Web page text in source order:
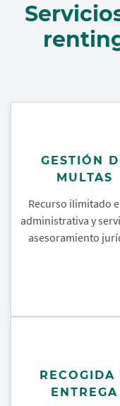
GESTIÓN
MULTAS
Recurso ilimitado
administrativa y
asesoramiento
RECOGIDA
ENTREGA